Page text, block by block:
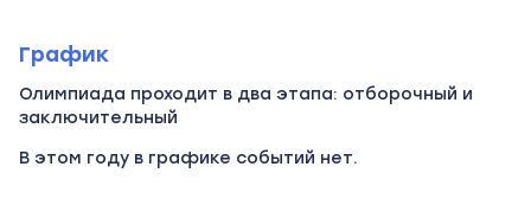
График
Олимпиада проходит в два этапа: отборочный и
заключительный
В этом году в графике событий нет.